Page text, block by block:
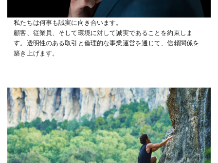
私たちは何事も誠実に向き合います。
顧客、従業員、そして環境に対して誠実であることを約束しま
す。透明性のある取引と倫理的な事業運営を通じて、信頼関係を
築き上げます。